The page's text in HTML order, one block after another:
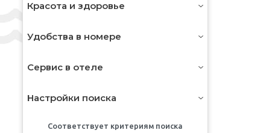
Красота и здоровье
Удобства в номере
Сервис в отеле
Настройки поиска
Соответствует критериям поиска